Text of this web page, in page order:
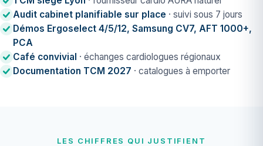
Audit cabinet planifiable sur place · suivi sous 7 jours
Démos Ergoselect 4/5/12, Samsung CV7, AFT 1000+,
PCA
Café convivial · échanges cardiologues régionaux
Documentation TCM 2027 · catalogues à emporter
LES CHIFFRES QUI JUSTIFIENT